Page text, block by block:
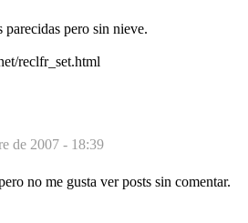
pero sin nieve.
reclfr_set.html
de 2007 - 18:39
no me gusta ver posts sin comentar.